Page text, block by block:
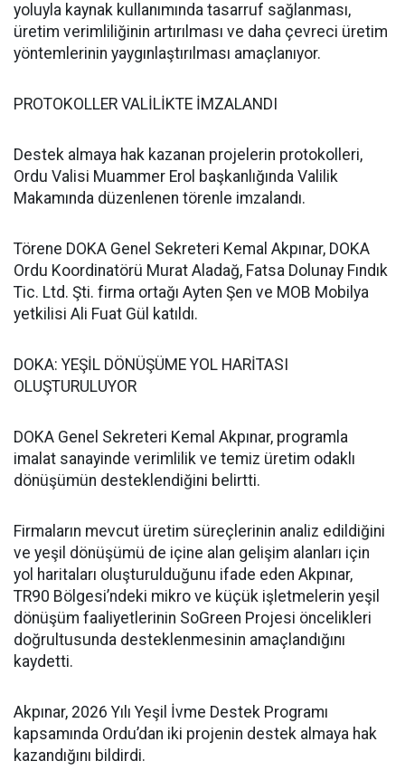
yoluyla kaynak kullanımında tasarruf sağlanması,
üretim verimliliğinin artırılması ve daha çevreci üretim
yöntemlerinin yaygınlaştırılması amaçlanıyor.
PROTOKOLLER VALİLİKTE İMZALANDI
Destek almaya hak kazanan projelerin protokolleri,
Ordu Valisi Muammer Erol başkanlığında Valilik
Makamında düzenlenen törenle imzalandı.
Törene DOKA Genel Sekreteri Kemal Akpınar, DOKA
Ordu Koordinatörü Murat Aladağ, Fatsa Dolunay Fındık
Tic. Ltd. Şti. firma ortağı Ayten Şen ve MOB Mobilya
yetkilisi Ali Fuat Gül katıldı.
DOKA: YEŞİL DÖNÜŞÜME YOL HARİTASI
OLUŞTURULUYOR
DOKA Genel Sekreteri Kemal Akpınar, programla
imalat sanayinde verimlilik ve temiz üretim odaklı
dönüşümün desteklendiğini belirtti.
Firmaların mevcut üretim süreçlerinin analiz edildiğini
ve yeşil dönüşümü de içine alan gelişim alanları için
yol haritaları oluşturulduğunu ifade eden Akpınar,
TR90 Bölgesi’ndeki mikro ve küçük işletmelerin yeşil
dönüşüm faaliyetlerinin SoGreen Projesi öncelikleri
doğrultusunda desteklenmesinin amaçlandığını
kaydetti.
Akpınar, 2026 Yılı Yeşil İvme Destek Programı
kapsamında Ordu’dan iki projenin destek almaya hak
kazandığını bildirdi.